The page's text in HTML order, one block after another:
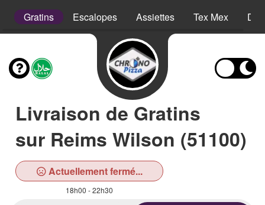
Gratins Escalopes Assiettes Tex Mex
Livraison de Gratins
sur Reims Wilson (51100)
Actuellement fermé...
18h00 - 22h30